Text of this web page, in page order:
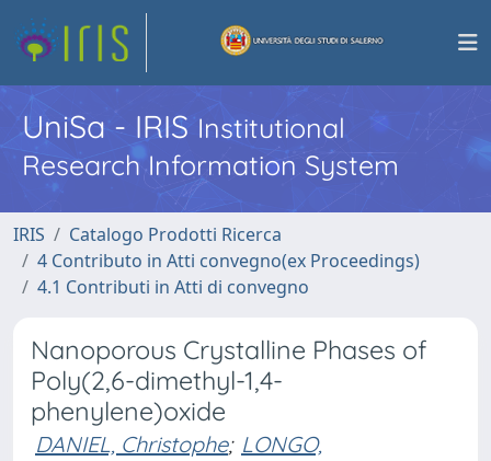
UniSa - IRISInstitutional
Research Information System
IRIS
Catalogo Prodotti Ricerca
4 Contributo in Atti convegno(ex Proceedings)
4.1 Contributi in Atti di convegno
Nanoporous Crystalline Phases of
Poly(2,6-dimethyl-1,4-
phenylene)oxide
DANIEL, Christophe; LONGO,